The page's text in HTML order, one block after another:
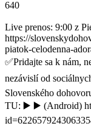
640
Live prenos: 9:00 z
https://
piatok-celodenna-
✅Pridajte sa k nám,
nezávislí od
Slovenského
TU: ▶️ ▶️ (Android)